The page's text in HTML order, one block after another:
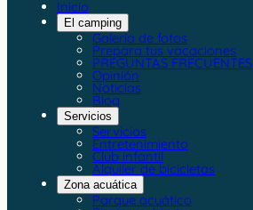
Inicio
El camping
Galería de fotos
Prepara tus vacaciones
PREGUNTAS FRECUENTES
Opinión
Noticias
Blog
Servicios
Servicios
Entretenimiento
Club infantil
Alquiler de bicicletas
Zona acuática
Parque acuático